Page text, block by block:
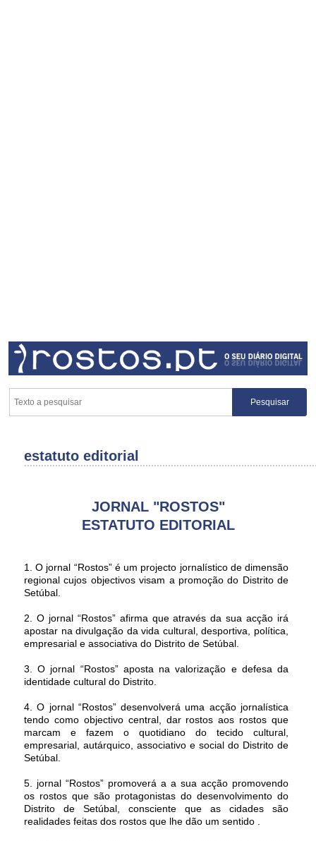
estatuto editorial
JORNAL "ROSTOS"
ESTATUTO EDITORIAL
1. O jornal “Rostos” é um projecto jornalístico de dimensão
regional cujos objectivos visam a promoção do Distrito de
Setúbal.
2. O jornal “Rostos” afirma que através da sua acção irá
apostar na divulgação da vida cultural, desportiva, política,
empresarial e associativa do Distrito de Setúbal.
3. O jornal “Rostos” aposta na valorização e defesa da
identidade cultural do Distrito.
4. O jornal “Rostos” desenvolverá uma acção jornalística
tendo como objectivo central, dar rostos aos rostos que
marcam e fazem o quotidiano do tecido cultural,
empresarial, autárquico, associativo e social do Distrito de
Setúbal.
5. jornal “Rostos” promoverá a a sua acção promovendo
os rostos que são protagonistas do desenvolvimento do
Distrito de Setúbal, consciente que as cidades são
realidades feitas dos rostos que lhe dão um sentido .